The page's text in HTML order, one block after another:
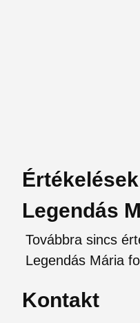
Legendás
Továbbra sincs
Legendás Mária
Kontakt